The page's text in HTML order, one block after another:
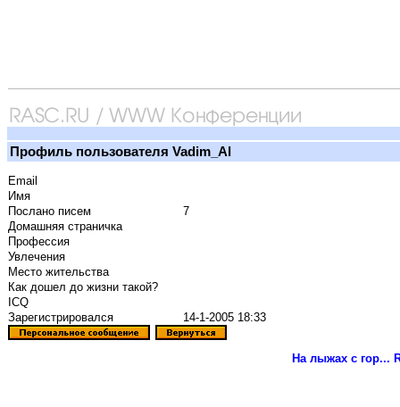
Профиль пользователя Vadim_Al
Email
Имя
Послано писем
7
Домашняя страничка
Профессия
Увлечения
Место жительства
Как дошел до жизни такой?
ICQ
Зарегистрировался
14-1-2005 18:33
На лыжах с гор...